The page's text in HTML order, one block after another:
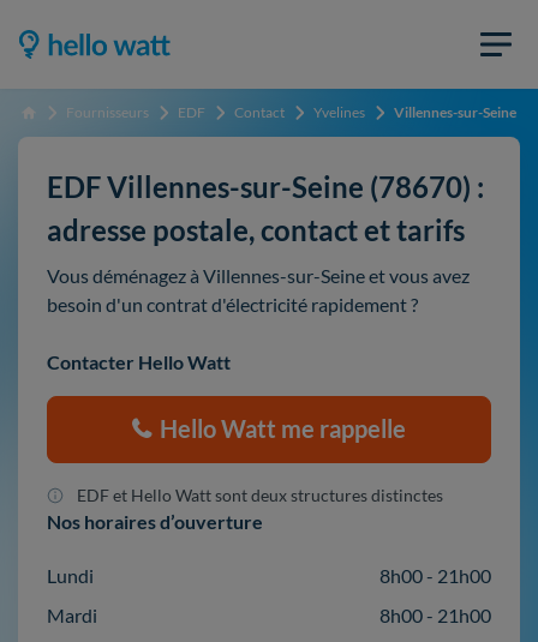
Accueil Fournisseurs EDF Contact Yvelines Villennes-sur-Seine
EDF Villennes-sur-Seine (78670) :
adresse postale, contact et tarifs
Vous déménagez à Villennes-sur-Seine et vous avez
besoin d'un contrat d'électricité rapidement ?
Contacter Hello Watt
Hello Watt me rappelle
EDF et Hello Watt sont deux structures distinctes
Nos horaires d’ouverture
Lundi
8h00 - 21h00
Mardi
8h00 - 21h00